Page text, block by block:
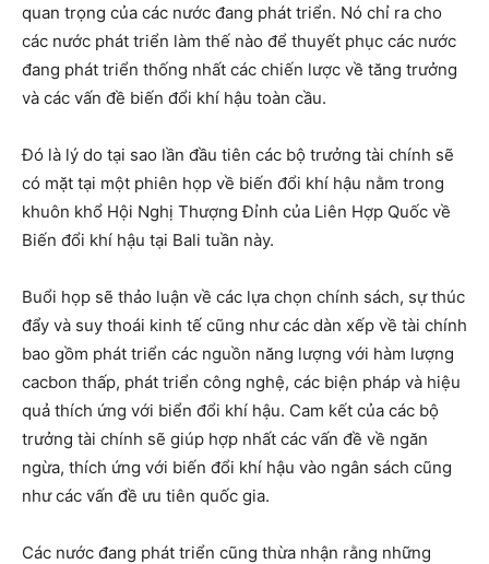
quan trọng của các nước đang phát triển. Nó chỉ ra cho
các nước phát triển làm thế nào để thuyết phục các nước
đang phát triển thống nhất các chiến lược về tăng trưởng
và các vấn đề biến đổi khí hậu toàn cầu.
Đó là lý do tại sao lần đầu tiên các bộ trưởng tài chính sẽ
có mặt tại một phiên họp về biến đổi khí hậu nằm trong
khuôn khổ Hội Nghị Thượng Đỉnh của Liên Hợp Quốc về
Biến đổi khí hậu tại Bali tuần này.
Buổi họp sẽ thảo luận về các lựa chọn chính sách, sự thúc
đẩy và suy thoái kinh tế cũng như các dàn xếp về tài chính
bao gồm phát triển các nguồn năng lượng với hàm lượng
cacbon thấp, phát triển công nghệ, các biện pháp và hiệu
quả thích ứng với biển đổi khí hậu. Cam kết của các bộ
trưởng tài chính sẽ giúp hợp nhất các vấn đề về ngăn
ngừa, thích ứng với biến đổi khí hậu vào ngân sách cũng
như các vấn đề ưu tiên quốc gia.
Các nước đang phát triển cũng thừa nhận rằng những